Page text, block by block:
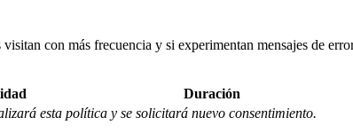
con más frecuencia y si experimentan mensajes de
Duración
esta política y se solicitará nuevo consentimiento.